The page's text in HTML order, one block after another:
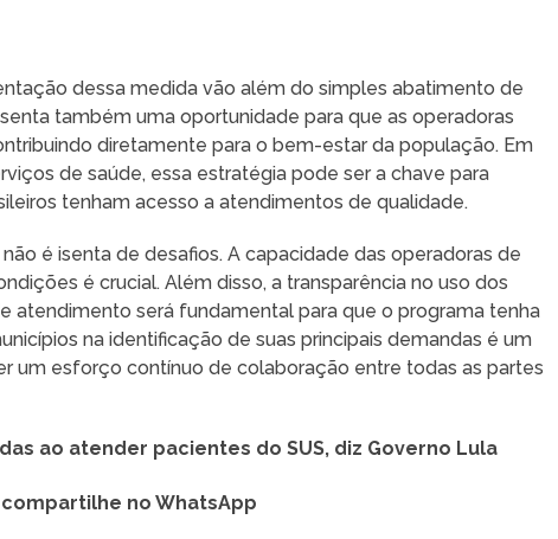
dessa medida vão além do simples abatimento de
também uma oportunidade para que as operadoras
diretamente para o bem-estar da população. Em
de saúde, essa estratégia pode ser a chave para
tenham acesso a atendimentos de qualidade.
é isenta de desafios. A capacidade das operadoras de
é crucial. Além disso, a transparência no uso dos
atendimento será fundamental para que o programa tenha
na identificação de suas principais demandas é um
um esforço contínuo de colaboração entre todas as partes
ao atender pacientes do SUS, diz Governo Lula
compartilhe no WhatsApp